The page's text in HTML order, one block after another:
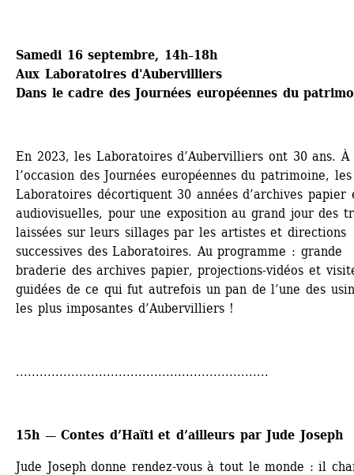
Samedi 16 septembre, 14h–18h
Aux Laboratoires d'Aubervilliers
Dans le cadre des Journées européennes du
En 2023, les Laboratoires d’Aubervilliers ont 30 ans. À
l’occasion des Journées européennes du patrimoine, les
Laboratoires décortiquent 30 années d’archives papier
audiovisuelles, pour une exposition au grand jour des
laissées sur leurs sillages par les artistes et directions
successives des Laboratoires. Au programme : grande
braderie des archives papier, projections-vidéos et
guidées de ce qui fut autrefois un pan de l’une des
les plus imposantes d’Aubervilliers !
................................................................
15h — Contes d’Haïti et d’ailleurs par Jude Joseph
Jude Joseph donne rendez-vous à tout le monde : il